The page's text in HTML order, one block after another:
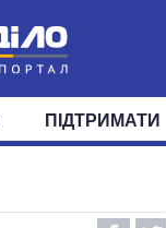
СВІТ
ОКРУГИ
ПІДТРИМАТИ